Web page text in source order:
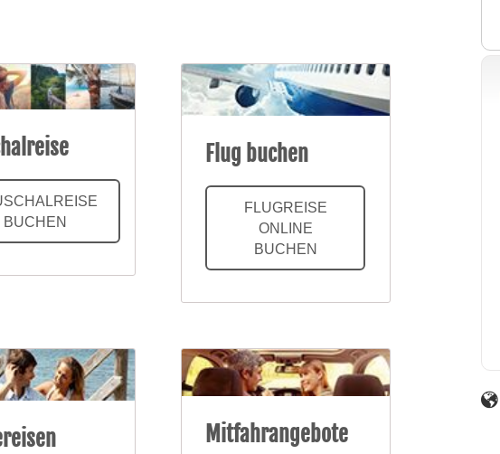
BUCHEN
Flug buchen
FLUGREISE
ONLINE
BUCHEN
Mitfahrangebote